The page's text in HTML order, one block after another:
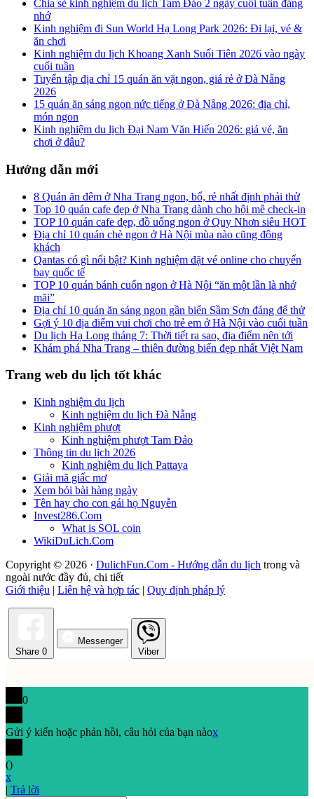
Chia sẻ kinh nghiệm du lịch Tam Đảo 2 ngày cuối tuần đáng
nhớ
Kinh nghiệm đi Sun World Hạ Long Park 2026: Đi lại, vé &
ăn chơi
Kinh nghiệm du lịch Khoang Xanh Suối Tiên 2026 vào ngày
cuối tuần
Tuyển tập địa chỉ 15 quán ăn vặt ngon, giá rẻ ở Đà Nẵng
2026
15 quán ăn sáng ngon nức tiếng ở Đà Nẵng 2026: địa chỉ,
món ngon
Kinh nghiệm du lịch Đại Nam Văn Hiến 2026: giá vé, ăn
chơi ở đâu?
Hướng dẫn mới
8 Quán ăn đêm ở Nha Trang ngon, bổ, rẻ nhất định phải thử
Top 10 quán cafe đẹp ở Nha Trang dành cho hội mê check-in
TOP 10 quán cafe đẹp, đồ uống ngon ở Quy Nhơn siêu HOT
Địa chỉ 10 quán chè ngon ở Hà Nội mùa nào cũng đông
khách
Qantas có gì nổi bật? Kinh nghiệm đặt vé online cho chuyến
bay quốc tế
TOP 10 quán bánh cuốn ngon ở Hà Nội “ăn một lần là nhớ
mãi”
Địa chỉ 10 quán ăn sáng ngon gần biển Sầm Sơn đáng để thử
Gợi ý 10 địa điểm vui chơi cho trẻ em ở Hà Nội vào cuối tuần
Du lịch Hạ Long tháng 7: Thời tiết ra sao, địa điểm nên tới
Khám phá Nha Trang – thiên đường biển đẹp nhất Việt Nam
Trang web du lịch tốt khác
Kinh nghiệm du lịch
Kinh nghiệm du lịch Đà Nẵng
Kinh nghiệm phượt
Kinh nghiệm phượt Tam Đảo
Thông tin du lịch 2026
Kinh nghiệm du lịch Pattaya
Giải mã giấc mơ
Xem bói bài hàng ngày
Tên hay cho con gái họ Nguyễn
Invest286.Com
What is SOL coin
WikiDuLich.Com
Copyright © 2026 · DulichFun.Com - Hướng dẫn du lịch trong và
ngoài nước đầy đủ, chi tiết
Giới thiệu | Liên hệ và hợp tác | Quy định pháp lý
Share 0
Messenger
Viber
0
Gửi ý kiến hoặc phản hồi, câu hỏi của bạn nàox
()
x
| Trả lời